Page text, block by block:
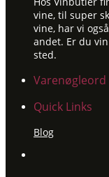
vine, til super
vine, har vi
andet. Er du
sted.
Varenøgleord
Quick Links
Blog